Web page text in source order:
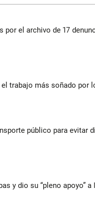
por el archivo de 17
trabajo más soñado por
público para evitar
y dio su “pleno apoyo” a